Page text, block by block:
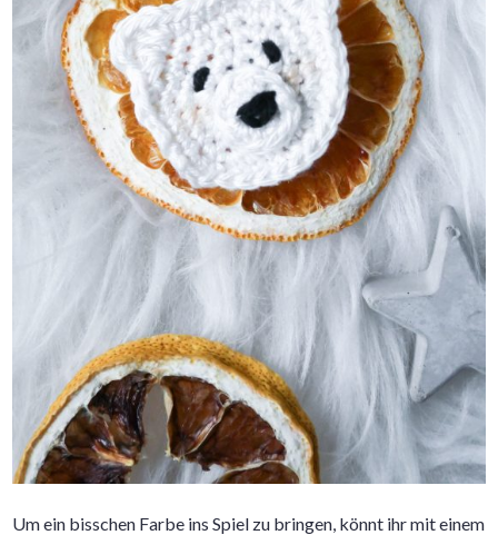
Um ein bisschen Farbe ins Spiel zu bringen, könnt ihr mit einem